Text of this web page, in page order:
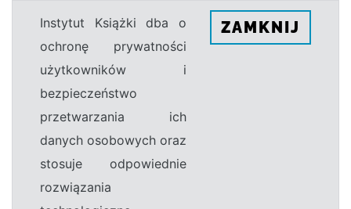
Instytut Książki dba o
ochronę prywatności
użytkowników i
bezpieczeństwo
przetwarzania ich
danych osobowych oraz
stosuje odpowiednie
rozwiązania
ZAMKNIJ